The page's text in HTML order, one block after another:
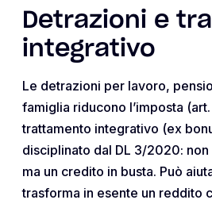
Detrazioni e
integrativo
Le detrazioni per lavoro,
famiglia riducono l’imposta (art.
trattamento integrativo (ex
disciplinato dal DL 3/2020:
ma un credito in busta. Può
trasforma in esente un reddito